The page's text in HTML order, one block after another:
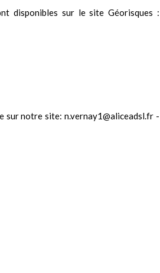
disponibles sur le site Géorisques :
sur notre site: n.vernay1@aliceadsl.fr -